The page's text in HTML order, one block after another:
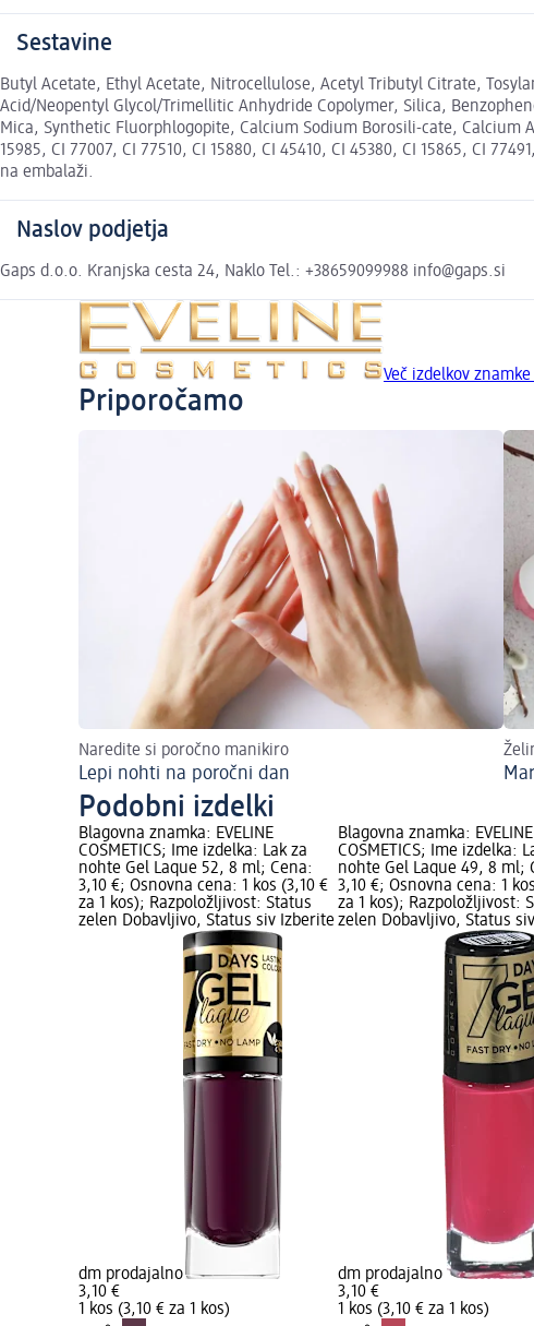
Sestavine
Butyl Acetate, Ethyl Acetate, Nitrocellulose, Acetyl Tributyl Citrate,
Acid/Neopentyl Glycol/Trimellitic Anhydride Copolymer, Silica,
Mica, Synthetic Fluorphlogopite, Calcium Sodium Borosili-cate, Calcium
15985, CI 77007, CI 77510, CI 15880, CI 45410, CI 45380, CI 15865, CI
na embalaži.
Naslov podjetja
Gaps d.o.o. Kranjska cesta 24, Naklo Tel.: +38659099988 info@gaps.si
Več izdelkov znamke
Priporočamo
Naredite si poročno manikiro
Lepi nohti na poročni dan
Podobni izdelki
Blagovna znamka: EVELINE
COSMETICS; Ime izdelka: Lak za
nohte Gel Laque 52, 8 ml; Cena:
3,10 €; Osnovna cena: 1 kos (3,10 €
za 1 kos); Razpoložljivost: Status
zelen Dobavljivo, Status siv Izberite
dm prodajalno
3,10 €
1 kos (3,10 € za 1 kos)
Blagovna znamka: EVELINE
COSMETICS; Ime izdelka:
nohte Gel Laque 49, 8 ml;
3,10 €; Osnovna cena: 1
za 1 kos); Razpoložljivost:
zelen Dobavljivo, Status
dm prodajalno
3,10 €
1 kos (3,10 € za 1 kos)